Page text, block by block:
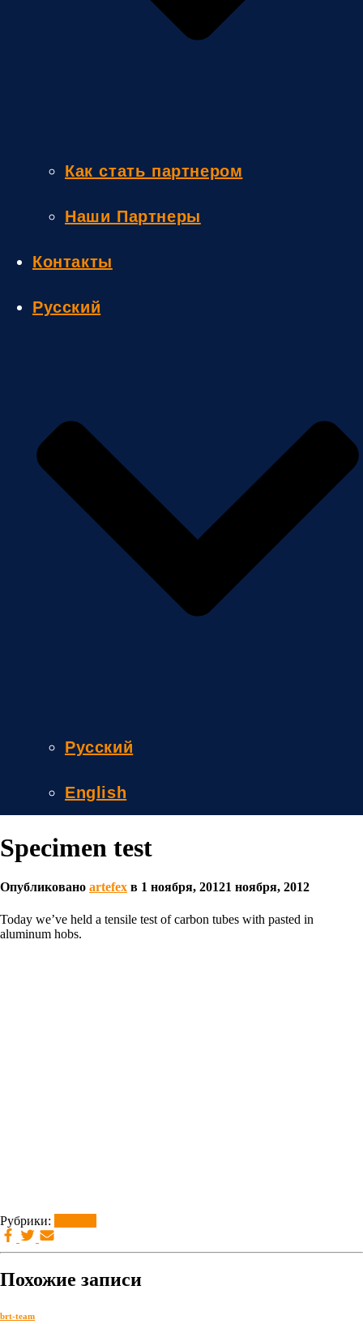
Как стать партнером
Наши Партнеры
Контакты
Русский
Русский
English
Specimen test
Опубликовано artefex в 1 ноября, 20121 ноября, 2012
Today we’ve held a tensile test of carbon tubes with pasted in
aluminum hobs.
Рубрики:
Похожие записи
brt-team